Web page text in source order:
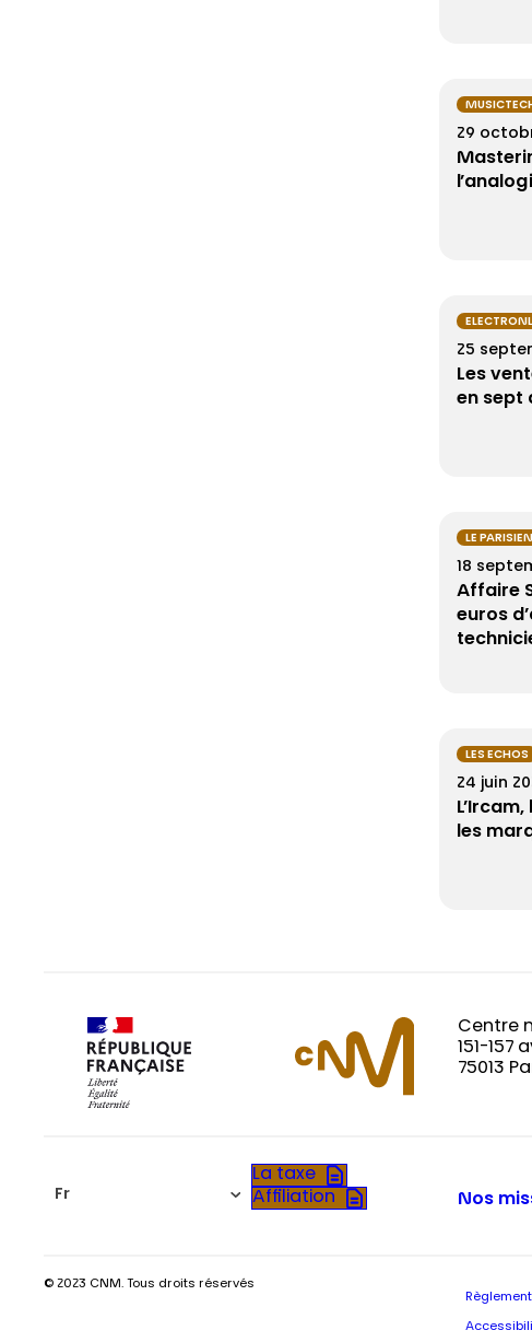
29
25
Les
en sept
LE PARISIEN
18
Affaire
euros
LES ECHOS
24 juin
les
Centre
151-157
75013
Fr
La taxe
Affiliation
Nos
© 2023 CNM. Tous droits réservés